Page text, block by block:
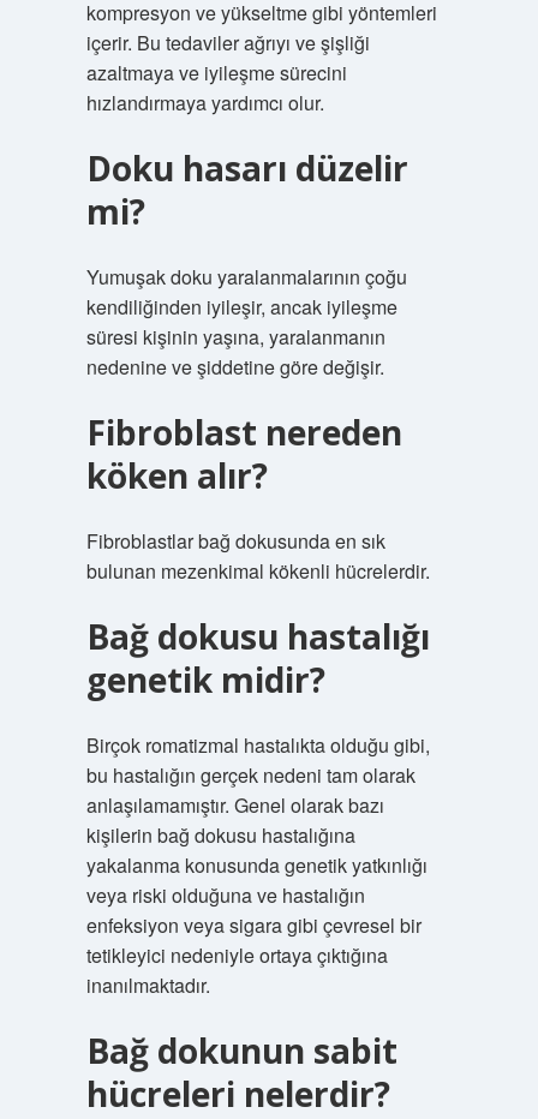
kompresyon ve yükseltme gibi yöntemleri
içerir. Bu tedaviler ağrıyı ve şişliği
azaltmaya ve iyileşme sürecini
hızlandırmaya yardımcı olur.
Doku hasarı düzelir
mi?
Yumuşak doku yaralanmalarının çoğu
kendiliğinden iyileşir, ancak iyileşme
süresi kişinin yaşına, yaralanmanın
nedenine ve şiddetine göre değişir.
Fibroblast nereden
köken alır?
Fibroblastlar bağ dokusunda en sık
bulunan mezenkimal kökenli hücrelerdir.
Bağ dokusu hastalığı
genetik midir?
Birçok romatizmal hastalıkta olduğu gibi,
bu hastalığın gerçek nedeni tam olarak
anlaşılamamıştır. Genel olarak bazı
kişilerin bağ dokusu hastalığına
yakalanma konusunda genetik yatkınlığı
veya riski olduğuna ve hastalığın
enfeksiyon veya sigara gibi çevresel bir
tetikleyici nedeniyle ortaya çıktığına
inanılmaktadır.
Bağ dokunun sabit
hücreleri nelerdir?